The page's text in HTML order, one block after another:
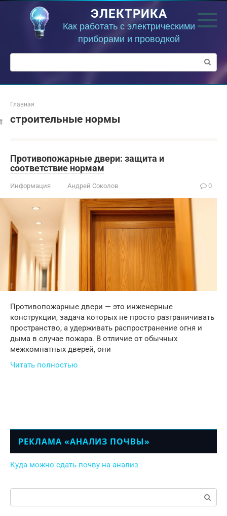
ЭЛЕКТРИКА
Как работать с электрическими
приборами и проводкой
Поиск:
Главная
строительные нормы
Противопожарные двери: защита и
соответствие нормам
Информация Андрей Соколов 0
Противопожарные двери — это инженерные
конструкции, задача которых не просто разграничивать
пространство, а удерживать распространение огня и
дыма в случае пожара. В отличие от обычных
межкомнатных дверей, они
Читать полностью
РЕКЛАМА «АНАЛИЗ ПОЧВЫ»
Куда можно сдать почву на анализ
Поиск: